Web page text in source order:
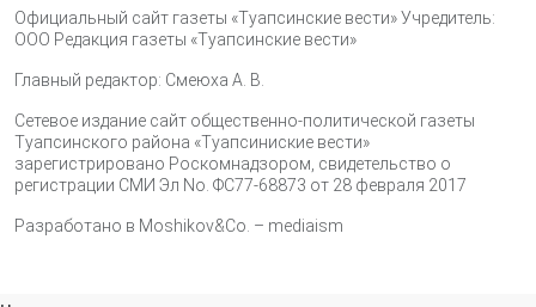
Официальный сайт газеты «Туапсинские вести» Учредитель:
ООО Редакция газеты «Туапсинские вести»
Главный редактор: Смеюха А. В.
Сетевое издание сайт общественно-политической газеты
Туапсинского района «Туапсиниские вести»
зарегистрировано Роскомнадзором, свидетельство о
регистрации СМИ Эл No. ФС77-68873 от 28 февраля 2017
Разработано в Moshikov&Co. – mediaism